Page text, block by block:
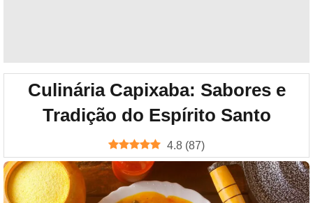
Culinária Capixaba: Sabores e
Tradição do Espírito Santo
4.8 (87)